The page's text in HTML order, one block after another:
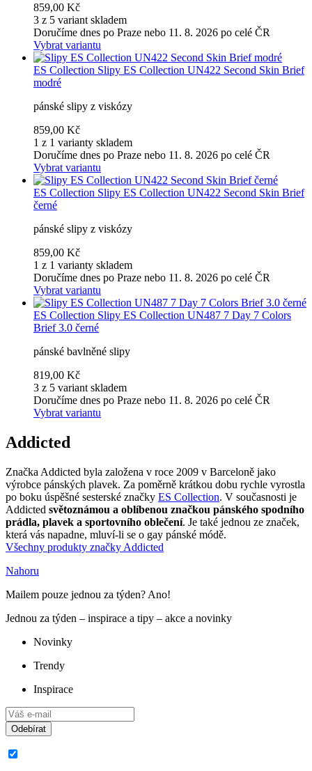
859,00 Kč
3 z 5 variant skladem
Doručíme dnes po Praze nebo 11. 8. 2026 po celé ČR
Vybrat variantu
ES Collection Slipy ES Collection UN422 Second Skin Brief
modré
pánské slipy z viskózy
859,00 Kč
1 z 1 varianty skladem
Doručíme dnes po Praze nebo 11. 8. 2026 po celé ČR
Vybrat variantu
ES Collection Slipy ES Collection UN422 Second Skin Brief
černé
pánské slipy z viskózy
859,00 Kč
1 z 1 varianty skladem
Doručíme dnes po Praze nebo 11. 8. 2026 po celé ČR
Vybrat variantu
ES Collection Slipy ES Collection UN487 7 Day 7 Colors
Brief 3.0 černé
pánské bavlněné slipy
819,00 Kč
3 z 5 variant skladem
Doručíme dnes po Praze nebo 11. 8. 2026 po celé ČR
Vybrat variantu
Addicted
Značka Addicted byla založena v roce 2009 v Barceloně jako
výrobce pánských plavek. Za poměrně krátkou dobu rychle vyrostla
po boku úspěšné sesterské značky ES Collection. V současnosti je
Addicted světoznámou a oblíbenou značkou pánského spodního
prádla, plavek a sportovního oblečení. Je také jednou ze značek,
která vás napadne, mluví-li se o gay pánské módě.
Všechny produkty značky Addicted
Nahoru
Mailem pouze jednou za týden? Ano!
Jednou za týden – inspirace a tipy – akce a novinky
Novinky
Trendy
Inspirace
Odebírat